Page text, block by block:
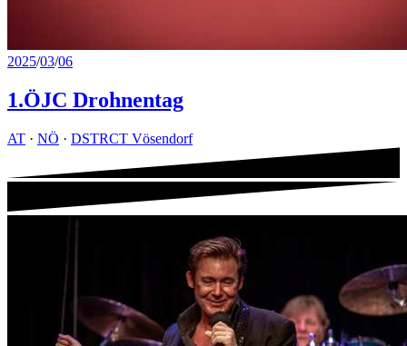
2025/03/06
1.ÖJC Drohnentag
AT · NÖ · DSTRCT Vösendorf